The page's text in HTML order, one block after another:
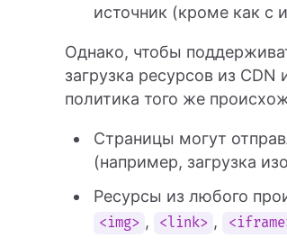
источник (кроме как с
Однако, чтобы
загрузка ресурсов из
политика того же
Страницы могут
(например, загрузка
Ресурсы из любого
<img> , <link> ,